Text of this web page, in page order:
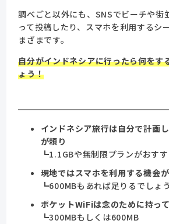
調べごと以外にも、SNSでビーチや街
って投稿したり、スマホを利用するシ
まざまです。
自分がインドネシアに行ったら何をす
ょう！
インドネシア旅行は自分で計画
が頼り
┗1.1GBや無制限プランがおす
現地ではスマホを利用する機会
┗600MBもあれば足りるでしょう
ポケットWiFiは念のために持っ
┗300MBもしくは600MB